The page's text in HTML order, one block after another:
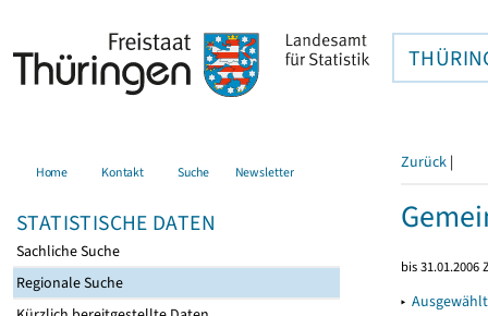
Home Kontakt Suche Newsletter
STATISTISCHE DATEN
Sachliche Suche
Regionale Suche
Zurück |
bis 31.01.2006
▸